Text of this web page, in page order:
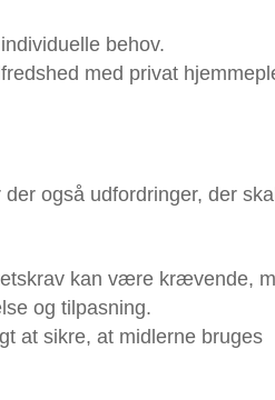
behov.
med privat
også udfordringer, der skal
kan være krævende,
og tilpasning.
at sikre, at midlerne bruges